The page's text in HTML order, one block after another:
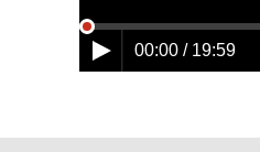
00:00 / 19:59